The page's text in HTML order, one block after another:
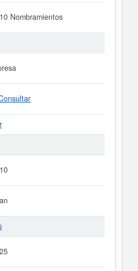
Nombramientos